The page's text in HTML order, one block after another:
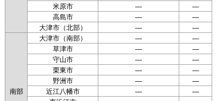
米原市
—
—
高島市
—
—
大津市（北部）
— —
南部
大津市（南部） —
—
草津市
—
—
守山市
—
—
栗東市
—
—
野洲市
—
—
近江八幡市
—
—